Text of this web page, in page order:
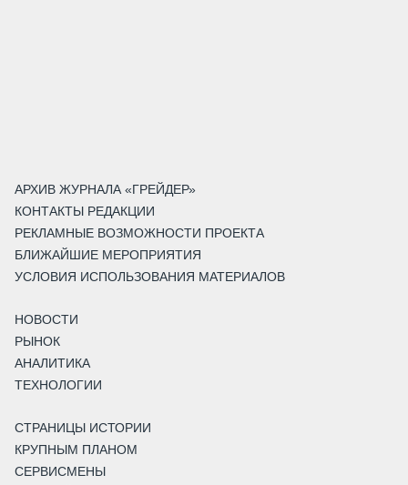
АРХИВ ЖУРНАЛА «ГРЕЙДЕР»
КОНТАКТЫ РЕДАКЦИИ
РЕКЛАМНЫЕ ВОЗМОЖНОСТИ ПРОЕКТА
БЛИЖАЙШИЕ МЕРОПРИЯТИЯ
УСЛОВИЯ ИСПОЛЬЗОВАНИЯ МАТЕРИАЛОВ
НОВОСТИ
РЫНОК
АНАЛИТИКА
ТЕХНОЛОГИИ
СТРАНИЦЫ ИСТОРИИ
КРУПНЫМ ПЛАНОМ
СЕРВИСМЕНЫ